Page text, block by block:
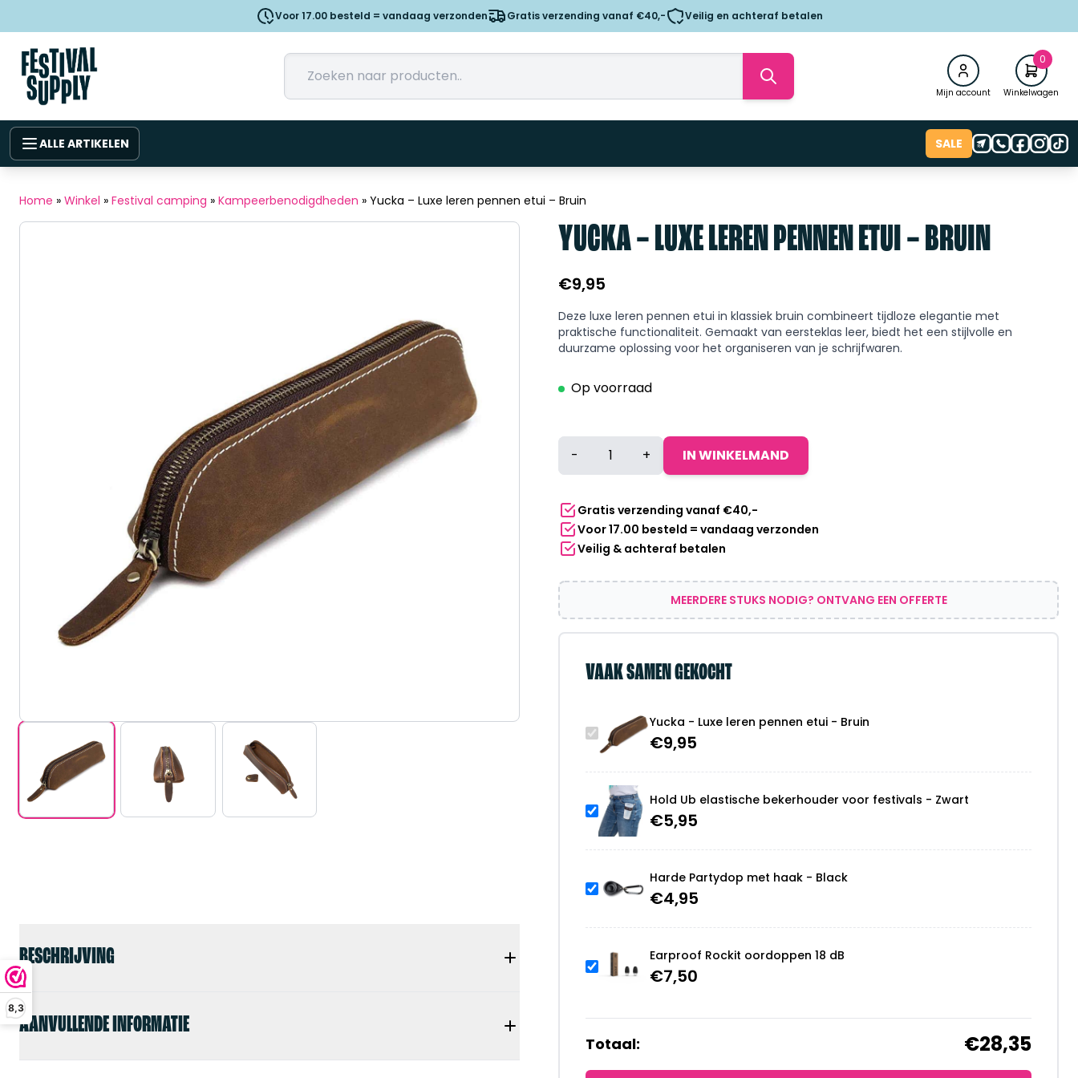
8,3
Voor 17.00 besteld = vandaag verzonden Gratis verzending vanaf €40,- Veilig en achteraf betalen
Mijn account
0
Winkelwagen
ALLE ARTIKELEN SALE
Home » Winkel » Festival camping » Kampeerbenodigdheden » Yucka – Luxe leren pennen etui – Bruin
BESCHRIJVING
AANVULLENDE INFORMATIE
YUCKA – LUXE LEREN PENNEN ETUI – BRUIN
€9,95
Deze luxe leren pennen etui in klassiek bruin combineert tijdloze elegantie met
praktische functionaliteit. Gemaakt van eersteklas leer, biedt het een stijlvolle en
duurzame oplossing voor het organiseren van je schrijfwaren.
Op voorraad
Yucka
leren
pennen
etui
-
Bruin
aantal
- + IN WINKELMAND
Gratis verzending vanaf €40,-
Voor 17.00 besteld = vandaag verzonden
Veilig & achteraf betalen
MEERDERE STUKS NODIG? ONTVANG EEN OFFERTE
VAAK SAMEN GEKOCHT
Yucka - Luxe leren pennen etui - Bruin
€9,95
Hold Ub elastische bekerhouder voor festivals - Zwart
€5,95
Harde Partydop met haak - Black
€4,95
Earproof Rockit oordoppen 18 dB
€7,50
Totaal: €28,35